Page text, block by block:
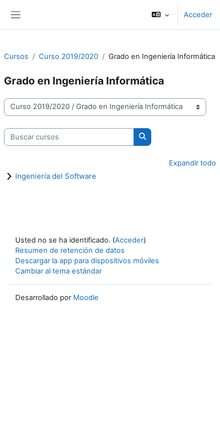
Acceder
Cursos Curso 2019/2020 Grado en Ingeniería Informática
Grado en Ingeniería Informática
Categorías
Buscar cursos
Buscar cursos
Expandir todo
Ingeniería del Software
Usted no se ha identificado. (Acceder)
Resumen de retención de datos
Descargar la app para dispositivos móviles
Cambiar al tema estándar
Desarrollado por Moodle